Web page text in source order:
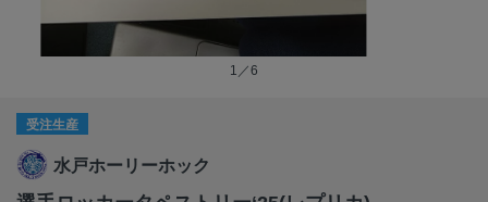
1／6
受注生産
水戸ホーリーホック